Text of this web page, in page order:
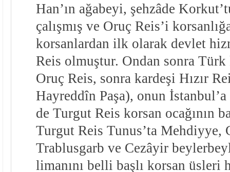
Han’ın ağabeyi, şehzâde
çalışmış ve Oruç Reis’i
korsanlardan ilk olarak devlet
Reis olmuştur. Ondan sonra Türk
Oruç Reis, sonra kardeşi Hızır
Hayreddîn Paşa), onun İstanbul’a
de Turgut Reis korsan ocağının
Turgut Reis Tunus’ta Mehdiyye,
Trablusgarb ve Cezâyir
limanını belli başlı korsan üsleri